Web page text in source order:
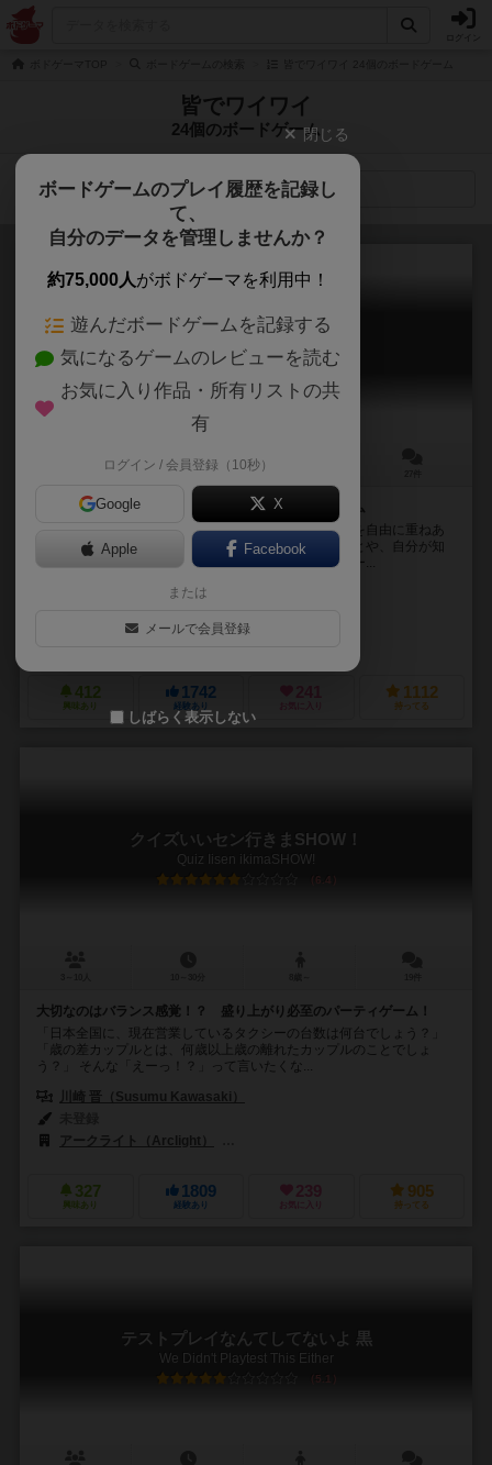
皆でワイワイ
24個のボードゲーム
検索メニュー
ピクテル
Pictell
15～30分
ピクトグラムを組み合わせてお題を伝えるカードゲーム
「ピクテル」はピクトグラムが描かれたクリアカードを自由に重ねあ
わせ、他の人に自分が体験した楽しいこと・悲しいことや、自分が知
ってる映画・スポーツなどのお題を伝えるコミュニケー...
藤田 真吾（Shingo Fujita）
412
興味あり
1742
経験あり お気に入り
1112
持ってる
クイズいいセン行きまSHOW！
Quiz Iisen ikimaSHOW!
6.4
大切なのはバランス感覚！？ 盛り上がり必至のパーティゲーム！
「日本全国に、現在営業しているタクシーの台数は何台でしょう？」
「歳の差カップルとは、何歳以上歳の離れたカップルのことでしょ
う？」 そんな「えーっ！？」って言いたくな...
川崎 晋（Susumu Kawasaki）
アークライト（Arclight）
327
興味あり
1809
経験あり
239
お気に入り
905
持ってる
テストプレイなんてしてないよ 黒
We Didn't Playtest This Either
5.1
閉じる
ボードゲームのプレイ履歴を記録し
て、
自分のデータを管理しませんか？
約75,000人がボドゲーマを利用中！
遊んだボードゲームを記録する
気になるゲームのレビューを読む
お気に入り作品・所有リストの共
有
ログイン / 会員登録（10秒）
Google X
Apple Facebook
または
メールで会員登録
しばらく表示しない